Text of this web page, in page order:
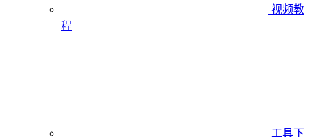
视频教
程
工具下